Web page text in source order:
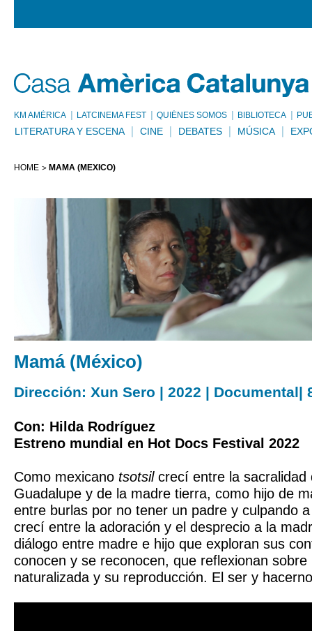
KM AMÈRICA LATCINEMA FEST QUIÉNES SOMOS BIBLIOTECA
LITERATURA Y ESCENA CINE DEBATES MÚSICA
HOME MAMÁ (MÉXICO)
Mamá (México)
Dirección: Xun Sero | 2022 | Documental|
Con: Hilda Rodríguez
Estreno mundial en Hot Docs Festival 2022
Como mexicano tsotsilcrecí entre la sacralidad
Guadalupe y de la madre tierra, como hijo de
entre burlas por no tener un padre y culpando
crecí entre la adoración y el desprecio a la
diálogo entre madre e hijo que exploran sus
conocen y se reconocen, que reflexionan sobre
naturalizada y su reproducción. El ser y